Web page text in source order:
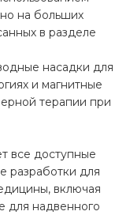
на больших
в разделе
насадки для
и магнитные
терапии при
все доступные
разработки для
включая
для надвенного